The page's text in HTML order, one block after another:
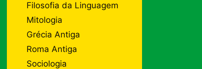
Filosofia da Linguagem
Mitologia
Grécia Antiga
Roma Antiga
Sociologia